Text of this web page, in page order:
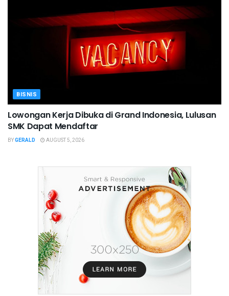
BISNIS
Lowongan Kerja Dibuka di Grand Indonesia, Lulusan
SMK Dapat Mendaftar
BYGERALD AUGUST 5, 2026